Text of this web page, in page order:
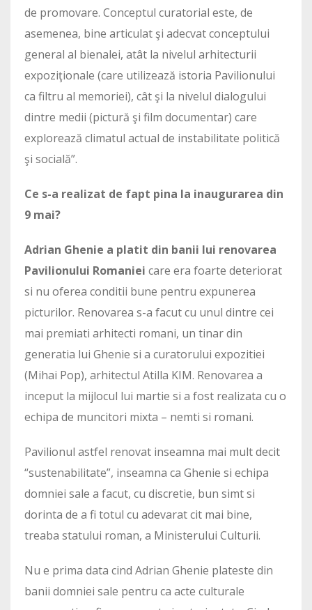
de promovare. Conceptul curatorial este, de
asemenea, bine articulat şi adecvat conceptului
general al bienalei, atât la nivelul arhitecturii
expoziţionale (care utilizează istoria Pavilionului
ca filtru al memoriei), cât şi la nivelul dialogului
dintre medii (pictură şi film documentar) care
explorează climatul actual de instabilitate politică
şi socială”.
Ce s-a realizat de fapt pina la inaugurarea din
9 mai?
Adrian Ghenie a platit din banii lui renovarea
Pavilionului Romaniei care era foarte deteriorat
si nu oferea conditii bune pentru expunerea
picturilor. Renovarea s-a facut cu unul dintre cei
mai premiati arhitecti romani, un tinar din
generatia lui Ghenie si a curatorului expozitiei
(Mihai Pop), arhitectul Atilla KIM. Renovarea a
inceput la mijlocul lui martie si a fost realizata cu o
echipa de muncitori mixta – nemti si romani.
Pavilionul astfel renovat inseamna mai mult decit
“sustenabilitate”, inseamna ca Ghenie si echipa
domniei sale a facut, cu discretie, bun simt si
dorinta de a fi totul cu adevarat cit mai bine,
treaba statului roman, a Ministerului Culturii.
Nu e prima data cind Adrian Ghenie plateste din
banii domniei sale pentru ca acte culturale